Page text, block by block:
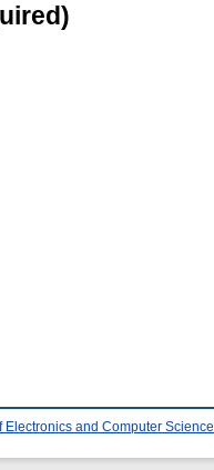
Electronics and Computer Science